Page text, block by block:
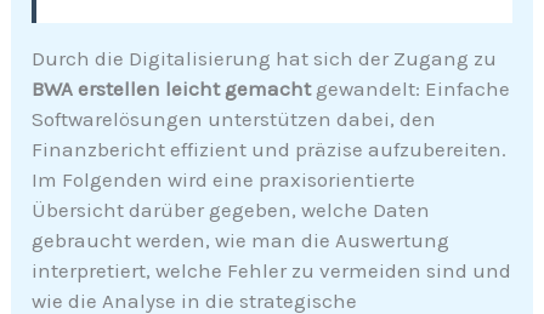
Durch die Digitalisierung hat sich der Zugang zu
BWA erstellen leicht gemachtgewandelt: Einfache
Softwarelösungen unterstützen dabei, den
Finanzbericht effizient und präzise aufzubereiten.
Im Folgenden wird eine praxisorientierte
Übersicht darüber gegeben, welche Daten
gebraucht werden, wie man die Auswertung
interpretiert, welche Fehler zu vermeiden sind und
wie die Analyse in die strategische